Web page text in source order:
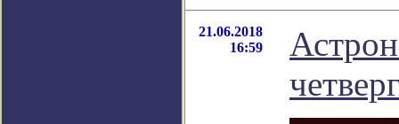
21.06.2018
16:59